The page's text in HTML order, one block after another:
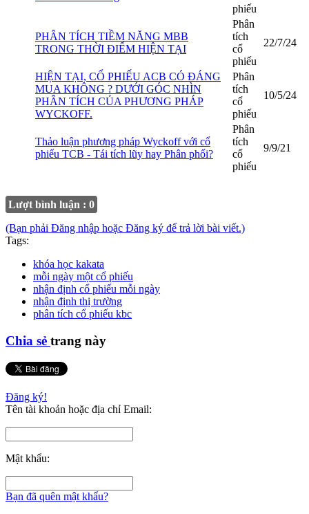
phiếu
PHÂN TÍCH TIỀM NĂNG MBB
TRONG THỜI ĐIỂM HIỆN TẠI
Phân
tích
cổ
phiếu
22/7/24
HIỆN TẠI, CỔ PHIẾU ACB CÓ ĐÁNG
MUA KHÔNG ? DƯỚI GÓC NHÌN
PHÂN TÍCH CỦA PHƯƠNG PHÁP
WYCKOFF.
Phân
tích
cổ
phiếu
10/5/24
Thảo luận phương pháp Wyckoff với cổ
phiếu TCB - Tái tích lũy hay Phân phối?
Phân
tích
cổ
phiếu
9/9/21
Lượt bình luận : 0
(Bạn phải Đăng nhập hoặc Đăng ký để trả lời bài viết.)
Tags:
khóa học kakata
mỗi ngày một cổ phiếu
nhận định cổ phiếu mỗi ngày
nhận định thị trường
phân tích cổ phiếu kbc
Chia sẻ trang này
Đăng ký!
Tên tài khoản hoặc địa chỉ Email:
Mật khẩu:
Bạn đã quên mật khẩu?